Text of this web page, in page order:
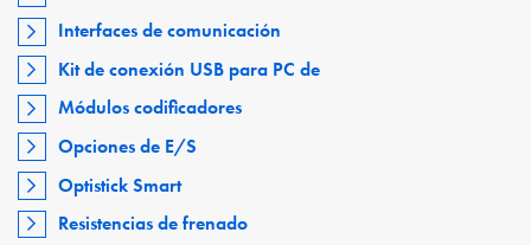
Interfaces de comunicación
Kit de conexión USB para PC de
Módulos codificadores
Opciones de E/S
Optistick Smart
Resistencias de frenado